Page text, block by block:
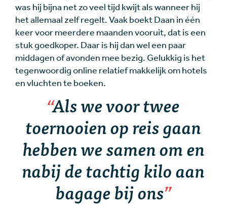
was hij bijna net zo veel tijd kwijt als wanneer hij
het allemaal zelf regelt. Vaak boekt Daan in één
keer voor meerdere maanden vooruit, dat is een
stuk goedkoper. Daar is hij dan wel een paar
middagen of avonden mee bezig. Gelukkig is het
tegenwoordig online relatief makkelijk om hotels
en vluchten te boeken.
Als we voor twee
toernooien op reis gaan
hebben we samen om en
nabij de tachtig kilo aan
bagage bij ons